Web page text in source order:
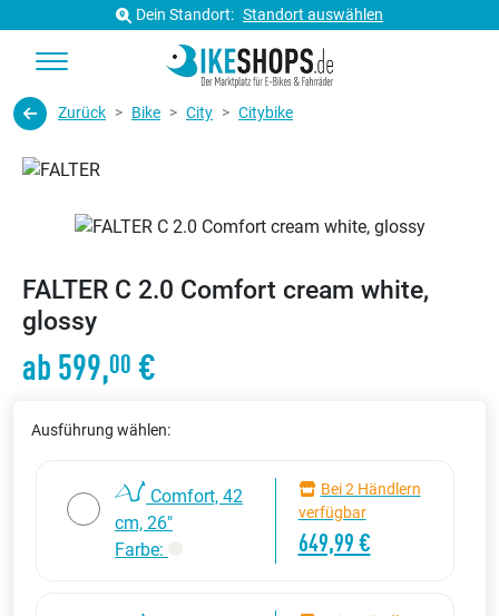
Dein Standort: Standort auswählen
Zurück Bike City Citybike
FALTER C 2.0 Comfort cream white,
glossy
ab 599,00 €
Ausführung wählen:
Comfort, 42
cm, 26"
Farbe:
Bei 2 Händlern
verfügbar
649,99 €